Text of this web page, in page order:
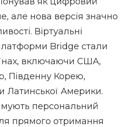
але нова версія значно
Віртуальні
Bridge стали
включаючи США,
Південну Корею,
Латинської Америки.
персональний
прямого отримання